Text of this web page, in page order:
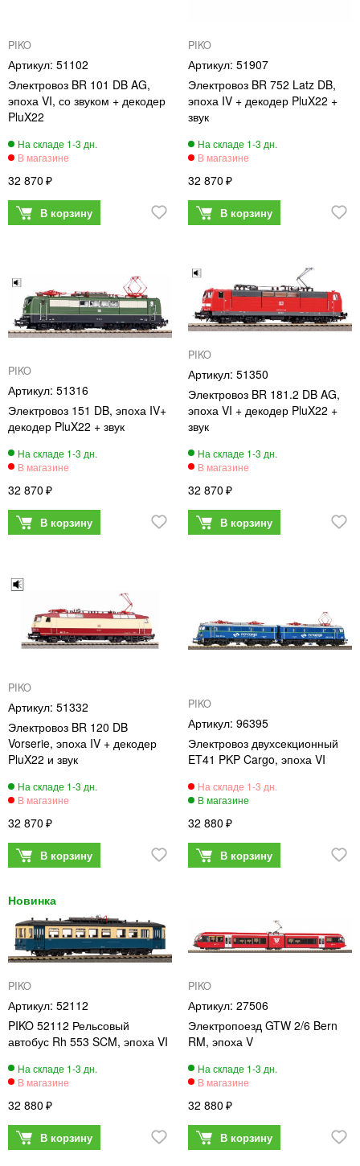
PIKO
51102
Электровоз BR 101 DB AG,
эпоха VI, со звуком + декодер
PluX22
32 870
PIKO
51907
Электровоз BR 752 Latz DB,
эпоха IV + декодер PluX22 +
звук
32 870
PIKO
51316
Электровоз 151 DB, эпоха IV+
декодер PluX22 + звук
32 870
PIKO
51350
Электровоз BR 181.2 DB AG,
эпоха VI + декодер PluX22 +
звук
32 870
PIKO
51332
Электровоз BR 120 DB
Vorserie, эпоха IV + декодер
PluX22 и звук
32 870
PIKO
96395
Электровоз двухсекционный
ET41 PKP Cargo, эпоха VI
32 880
PIKO
52112
PIKO 52112 Рельсовый
автобус Rh 553 SCM, эпоха VI
32 880
PIKO
27506
Электропоезд GTW 2/6 Bern
RM, эпоха V
32 880